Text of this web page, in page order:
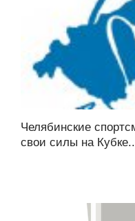
Челябинские
свои силы на